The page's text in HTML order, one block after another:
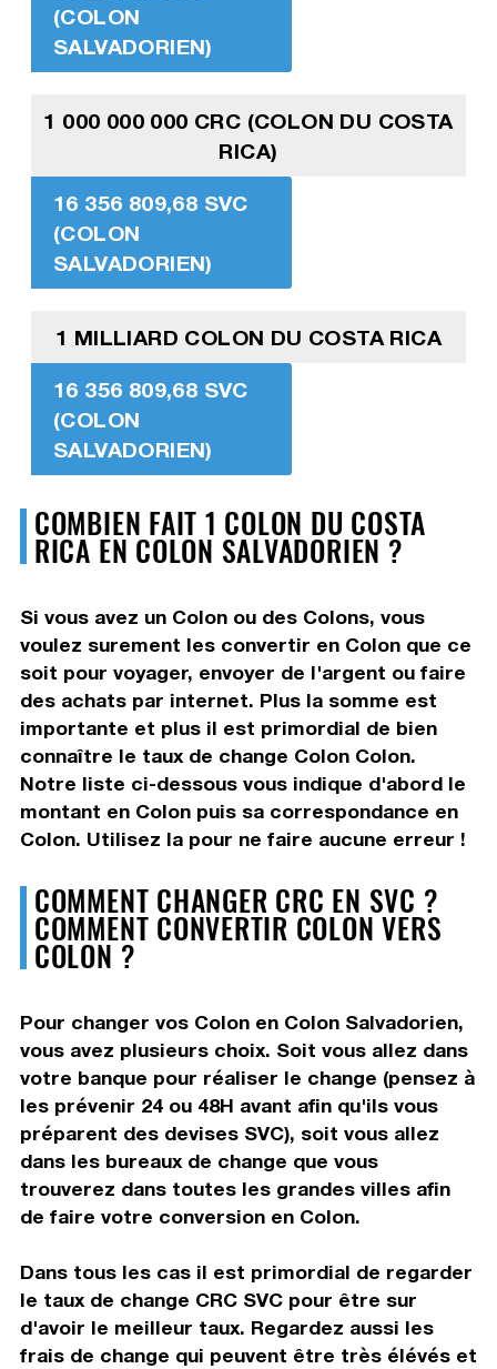
(COLON
SALVADORIEN)
1 000 000 000 CRC (COLON DU COSTA
RICA)
16 356 809,68 SVC
(COLON
SALVADORIEN)
1 MILLIARD COLON DU COSTA RICA
16 356 809,68 SVC
(COLON
SALVADORIEN)
COMBIEN FAIT 1 COLON DU COSTA
RICA EN COLON SALVADORIEN ?
Si vous avez un Colon ou des Colons, vous
voulez surement les convertir en Colon que ce
soit pour voyager, envoyer de l'argent ou faire
des achats par internet. Plus la somme est
importante et plus il est primordial de bien
connaître le taux de change Colon Colon.
Notre liste ci-dessous vous indique d'abord le
montant en Colon puis sa correspondance en
Colon. Utilisez la pour ne faire aucune erreur !
COMMENT CHANGER CRC EN SVC ?
COMMENT CONVERTIR COLON VERS
COLON ?
Pour changer vos Colon en Colon Salvadorien,
vous avez plusieurs choix. Soit vous allez dans
votre banque pour réaliser le change (pensez à
les prévenir 24 ou 48H avant afin qu'ils vous
préparent des devises SVC), soit vous allez
dans les bureaux de change que vous
trouverez dans toutes les grandes villes afin
de faire votre conversion en Colon.
Dans tous les cas il est primordial de regarder
le taux de change CRC SVC pour être sur
d'avoir le meilleur taux. Regardez aussi les
frais de change qui peuvent être très élévés et